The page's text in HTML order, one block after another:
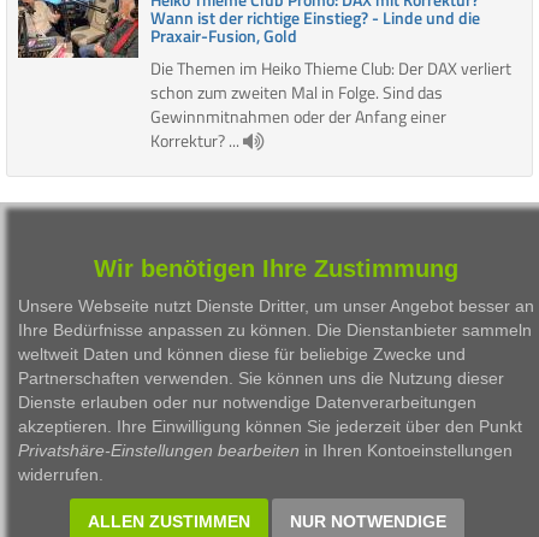
Wann ist der richtige Einstieg? - Linde und die
Praxair-Fusion, Gold
Die Themen im Heiko Thieme Club: Der DAX verliert
schon zum zweiten Mal in Folge. Sind das
Gewinnmitnahmen oder der Anfang einer
Korrektur? ...
17
23
1999 - 2026 Börsen Radio Network AG
Wir benötigen Ihre Zustimmung
Unsere Webseite nutzt Dienste Dritter, um unser Angebot besser an
Ihre Bedürfnisse anpassen zu können. Die Dienstanbieter sammeln
weltweit Daten und können diese für beliebige Zwecke und
Partnerschaften verwenden. Sie können uns die Nutzung dieser
Dienste erlauben oder nur notwendige Datenverarbeitungen
akzeptieren. Ihre Einwilligung können Sie jederzeit über den Punkt
Privatshäre-Einstellungen bearbeiten in Ihren Kontoeinstellungen
widerrufen.
ALLEN ZUSTIMMEN NUR NOTWENDIGE